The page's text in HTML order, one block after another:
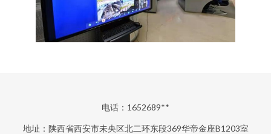
电话：1652689**
地址：陕西省西安市未央区北二环东段369华帝金座B1203室